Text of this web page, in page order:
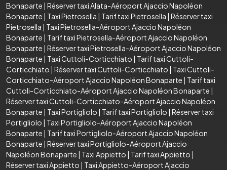
Bonaparte | Réserver taxi Alata-Aéroport Ajaccio Napoléon
Bonaparte | Taxi Pietrosella | Tarif taxi Pietrosella | Réserver taxi
Pietrosella | Taxi Pietrosella-Aéroport Ajaccio Napoléon
Bonaparte | Tarif taxi Pietrosella-Aéroport Ajaccio Napoléon
Bonaparte | Réserver taxi Pietrosella-Aéroport Ajaccio Napoléon
Bonaparte | Taxi Cuttoli-Corticchiato | Tarif taxi Cuttoli-
Corticchiato | Réserver taxi Cuttoli-Corticchiato | Taxi Cuttoli-
Corticchiato-Aéroport Ajaccio Napoléon Bonaparte | Tarif taxi
Cuttoli-Corticchiato-Aéroport Ajaccio Napoléon Bonaparte |
Réserver taxi Cuttoli-Corticchiato-Aéroport Ajaccio Napoléon
Bonaparte | Taxi Portigliolo | Tarif taxi Portigliolo | Réserver taxi
Portigliolo | Taxi Portigliolo-Aéroport Ajaccio Napoléon
Bonaparte | Tarif taxi Portigliolo-Aéroport Ajaccio Napoléon
Bonaparte | Réserver taxi Portigliolo-Aéroport Ajaccio
Napoléon Bonaparte | Taxi Appietto | Tarif taxi Appietto |
Réserver taxi Appietto | Taxi Appietto-Aéroport Ajaccio